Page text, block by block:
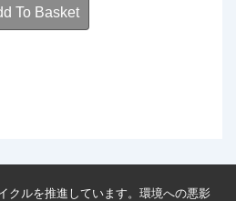
was:
£ 6.00.
is:
£ 3.00.
To Basket
クルを推進しています。環境への悪影